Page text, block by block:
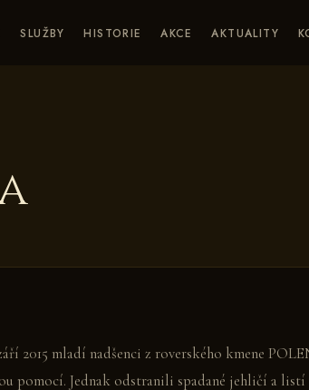
SLUŽBY HISTORIE AKCE AKTUALITY
2015 mladí nadšenci z roverského kmene
pomocí. Jednak odstranili spadané jehličí a